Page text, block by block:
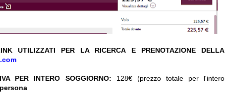
UTILIZZATI PER LA RICERCA E PRENOTAZIONE DELLA
PER INTERO SOGGIORNO: 128€ (prezzo totale per l'intero